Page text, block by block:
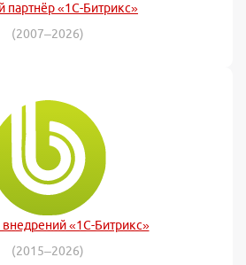
партнёр «1С-Битрикс»
(2007–2026)
внедрений «1С-Битрикс»
(2015–2026)